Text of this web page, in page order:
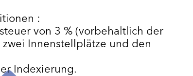
:
von 3 % (vorbehaltlich der
Innenstellplätze und den
Indexierung.